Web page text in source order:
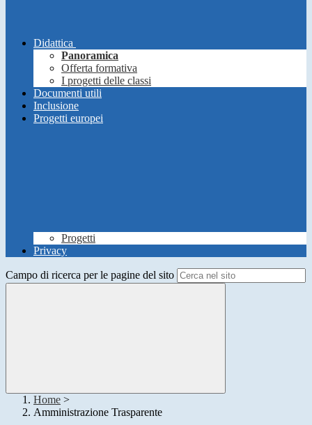
Didattica
Panoramica
Offerta formativa
I progetti delle classi
Documenti utili
Inclusione
Progetti europei
Progetti
Privacy
Campo di ricerca per le pagine del sito
Home >
Amministrazione Trasparente